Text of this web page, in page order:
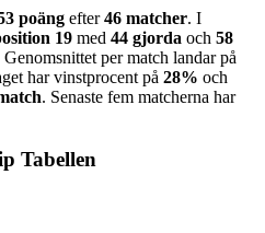
poäng efter 46 matcher. I
19 med 44 gjorda och 58
Genomsnittet per match landar på
har vinstprocent på 28% och
. Senaste fem matcherna har
Tabellen